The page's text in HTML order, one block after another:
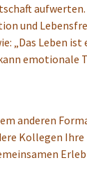
und
„Das Leben
emotionale
anderen
Kollegen